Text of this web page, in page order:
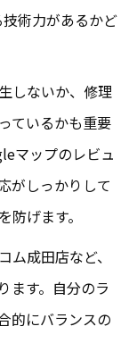
術力があるかど
しないか、修理
ているかも重要
マップのレビュ
がしっかりして
げます。
成田店など、
ます。自分のラ
的にバランスの